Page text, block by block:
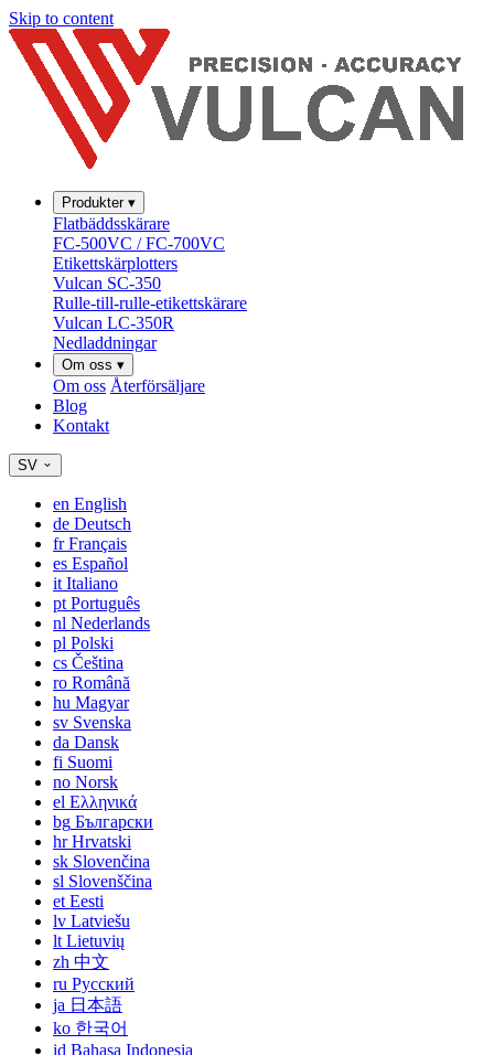
Skip to content
Produkter ▾
Flatbäddsskärare
FC-500VC / FC-700VC
Etikettskärplotters
Vulcan SC-350
Rulle-till-rulle-etikettskärare
Vulcan LC-350R
Nedladdningar
Om oss ▾
Om oss Återförsäljare
Blog
Kontakt
SV
en English
de Deutsch
frFrançais
es Español
it Italiano
pt Português
nl Nederlands
pl Polski
cs Čeština
ro Română
hu Magyar
sv Svenska
da Dansk
fi Suomi
no Norsk
el Ελληνικά
bg Български
hrHrvatski
sk Slovenčina
sl Slovenščina
et Eesti
lv Latviešu
lt Lietuvių
zh 中文
ru Русский
ja 日本語
ko 한국어
id Bahasa Indonesia